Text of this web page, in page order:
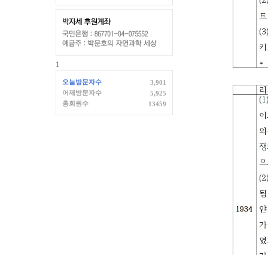
1
오늘방문자수
3,901
어제방문자수
5,925
총회원수
13459